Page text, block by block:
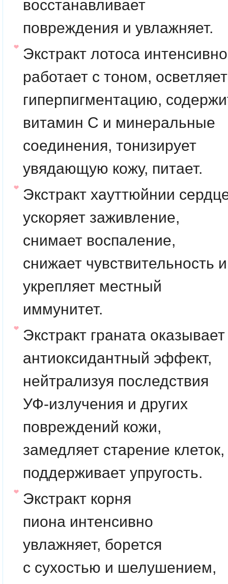
восстанавливает
повреждения и увлажняет.
Экстракт лотоса интенсивно
работает с тоном, осветляет
гиперпигментацию,
витамин С и минеральные
соединения, тонизирует
увядающую кожу, питает.
Экстракт хауттюйнии
ускоряет заживление,
снимает воспаление,
снижает чувствительность и
укрепляет местный
иммунитет.
Экстракт граната оказывает
антиоксидантный эффект,
нейтрализуя последствия
УФ-излучения и других
повреждений кожи,
замедляет старение клеток,
поддерживает упругость.
Экстракт корня
пиона интенсивно
увлажняет, борется
с сухостью и шелушением,